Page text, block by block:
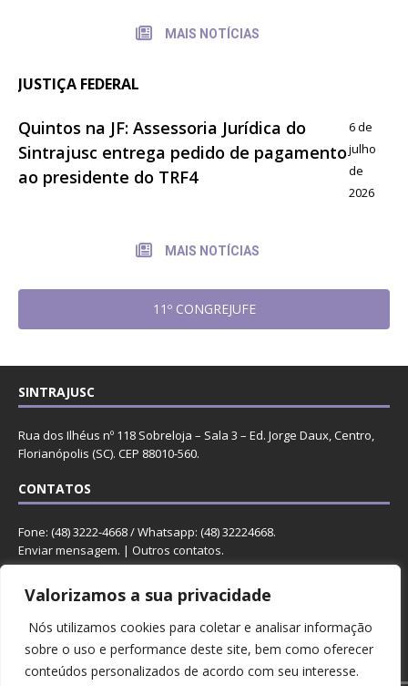
Valorizamos a sua privacidade
Nós utilizamos cookies para coletar e analisar informação
sobre o uso e performance deste site, bem como oferecer
conteúdos personalizados de acordo com seu interesse.
MAIS NOTÍCIAS
JUSTIÇA FEDERAL
Quintos na JF: Assessoria Jurídica do
Sintrajusc entrega pedido de pagamento
ao presidente do TRF4
6 de
julho
de
2026
MAIS NOTÍCIAS
11º CONGREJUFE
SINTRAJUSC
Rua dos Ilhéus nº 118 Sobreloja – Sala 3 – Ed. Jorge Daux, Centro,
Florianópolis (SC). CEP 88010-560.
CONTATOS
Fone: (48) 3222-4668 / Whatsapp: (48) 32224668.
Enviar mensagem. | Outros contatos.
REDES